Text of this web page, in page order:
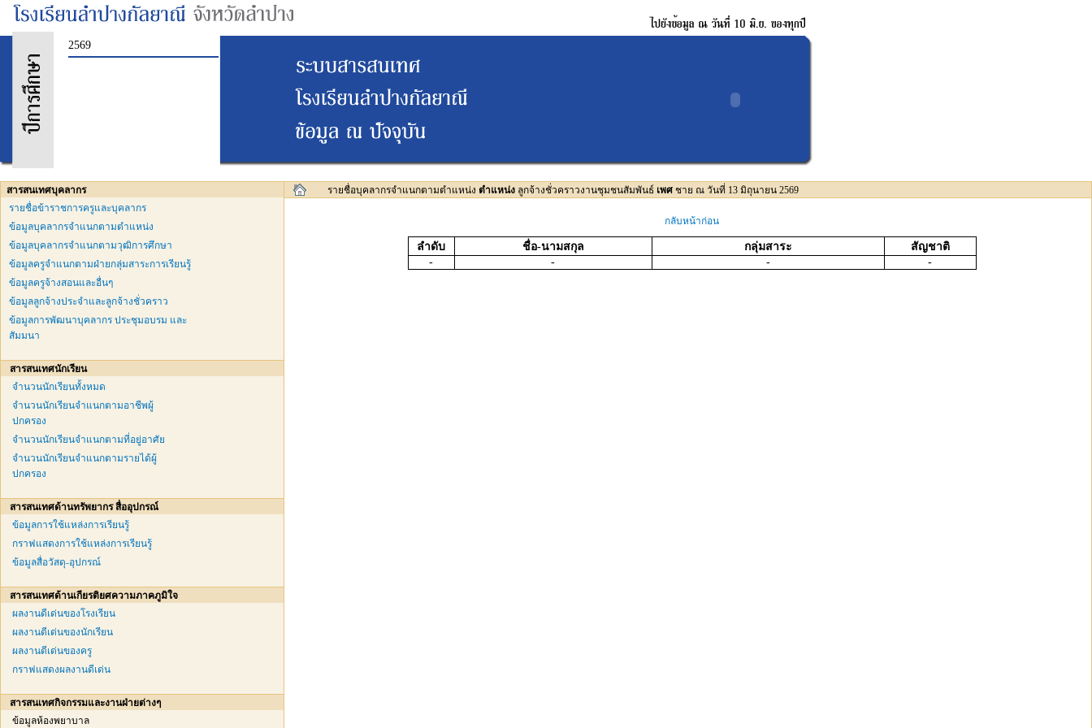
2569
สารสนเทศบุคลากร
รายชื่อข้าราชการครูและบุคลากร
ข้อมูลบุคลากรจำแนกตามตำแหน่ง
ข้อมูลบุคลากรจำแนกตามวุฒิการศึกษา
ข้อมูลครูจำแนกตามฝ่ายกลุ่มสาระการเรียนรู้
ข้อมูลครูจ้างสอนและอื่นๆ
ข้อมูลลูกจ้างประจำและลูกจ้างชั่วคราว
ข้อมูลการพัฒนาบุคลากร ประชุมอบรม และ
สัมมนา
สารสนเทศนักเรียน
จำนวนนักเรียนทั้งหมด
จำนวนนักเรียนจำแนกตามอาชีพผู้
ปกครอง
จำนวนนักเรียนจำแนกตามที่อยู่อาศัย
จำนวนนักเรียนจำแนกตามรายได้ผู้
ปกครอง
สารสนเทศด้านทรัพยากร สื่ออุปกรณ์
ข้อมูลการใช้แหล่งการเรียนรู้
กราฟแสดงการใช้แหล่งการเรียนรู้
ข้อมูลสื่อวัสดุ-อุปกรณ์
สารสนเทศด้านเกียรติยศความภาคภูมิใจ
ผลงานดีเด่นของโรงเรียน
ผลงานดีเด่นของนักเรียน
ผลงานดีเด่นของครู
กราฟแสดงผลงานดีเด่น
สารสนเทศกิจกรรมและงานฝ่ายต่างๆ
ข้อมูลห้องพยาบาล
รายชื่อบุคลากรจำแนกตามตำแหน่ง ตำแหน่ง ลูกจ้างชั่วคราวงานชุมชนสัมพันธ์ เพศ ชาย ณ วันที่ 13 มิถุนายน 2569
กลับหน้าก่อน
ลำดับ ชื่อ-นามสกุล กลุ่มสาระ
สัญชาติ
-
- - -